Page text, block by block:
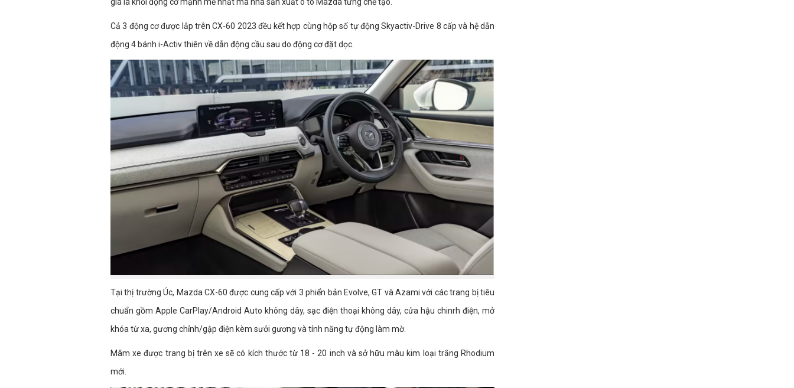
Cả 3 động cơ được lắp trên CX-60 2023 đều kết hợp cùng hộp số tự động Skyactiv-Drive 8 cấp và hệ dẫn
động 4 bánh i-Activ thiên về dẫn động cầu sau do động cơ đặt dọc.
Tại thị trường Úc, Mazda CX-60 được cung cấp với 3 phiển bản Evolve, GT và Azami với các trang bị tiêu
chuẩn gồm Apple CarPlay/Android Auto không dây, sạc điện thoại không dây, cửa hậu chinrh điện, mở
khóa từ xa, gương chỉnh/gập điện kèm sưởi gương và tính năng tự động làm mờ.
Mâm xe được trang bị trên xe sẽ có kích thước từ 18 - 20 inch và sở hữu màu kim loại trắng Rhodium
mới.